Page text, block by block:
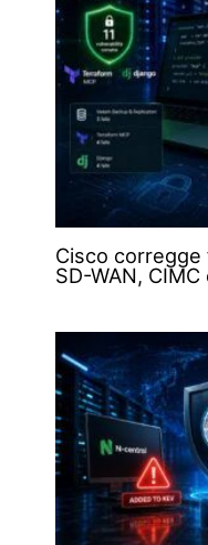
Cisco corregge
SD-WAN, CIMC